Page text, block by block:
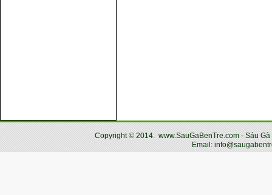
Copyright© 2014. www.SauGaBenTre.com - Sáu
Email: